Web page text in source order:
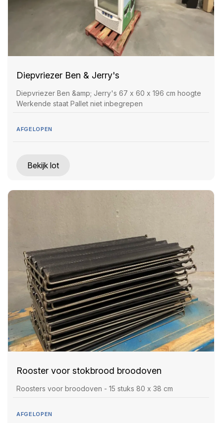
Diepvriezer Ben & Jerry's
Diepvriezer Ben &amp; Jerry's 67 x 60 x 196 cm hoogte
Werkende staat Pallet niet inbegrepen
AFGELOPEN
Bekijk lot
Rooster voor stokbrood broodoven
Roosters voor broodoven - 15 stuks 80 x 38 cm
AFGELOPEN